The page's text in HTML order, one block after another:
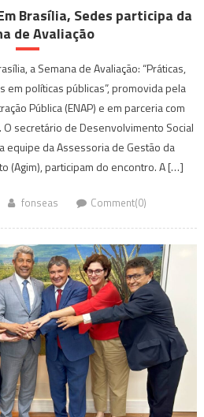
Em Brasília, Sedes participa da
de Avaliação
a Semana de Avaliação: “Práticas,
políticas públicas”, promovida pela
Pública (ENAP) e em parceria com
secretário de Desenvolvimento Social
equipe da Assessoria de Gestão da
(Agim), participam do encontro. A […]
fonseas Comment(0)